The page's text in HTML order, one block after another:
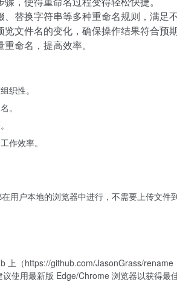
替换字符串等多种重命名规则，满足
文件名的变化，确保操作结果符合预期
命名，提高效率。
织性。
。
作效率。
用户本地的浏览器中进行，不需要上传文件
上（https://github.com/JasonGrass/
使用最新版 Edge/Chrome 浏览器以获得最佳